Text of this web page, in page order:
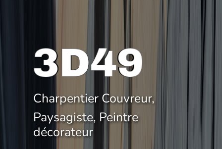
3D49
3D49
3D49
3D49
3D49
3D49
3D49
3D49
3D49
3D49
Charpentier Couvreur,
Paysagiste, Peintre
décorateur